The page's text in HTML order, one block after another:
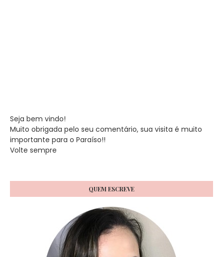
Seja bem vindo!
Muito obrigada pelo seu comentário, sua visita é muito
importante para o Paraíso!!
Volte sempre
QUEM ESCREVE